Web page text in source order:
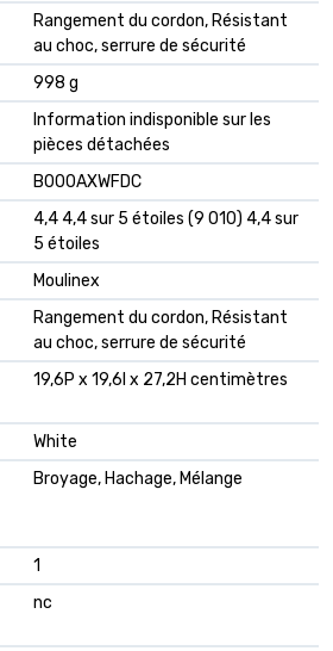
‎Rangement du cordon, Résistant
au choc, serrure de sécurité
‎998 g
‎Information indisponible sur les
pièces détachées
B000AXWFDC
4,4 4,4 sur 5 étoiles (9 010) 4,4 sur
5 étoiles
Moulinex
Rangement du cordon, Résistant
au choc, serrure de sécurité
19,6P x 19,6l x 27,2H centimètres
White
Broyage, Hachage, Mélange
1
nc